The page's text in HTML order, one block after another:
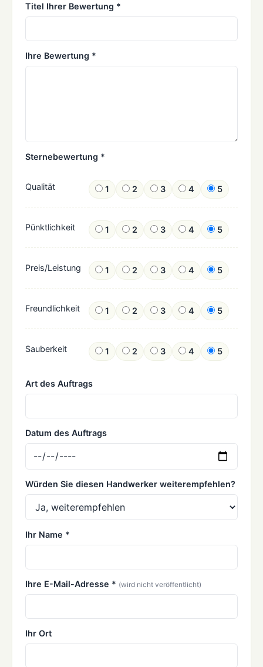
Titel Ihrer Bewertung *
Ihre Bewertung *
Sternebewertung *
Qualität 1 2 3 4 5
Pünktlichkeit 1 2 3 4 5
Preis/Leistung 1 2 3 4 5
Freundlichkeit 1 2 3 4 5
Sauberkeit 1 2 3 4 5
Art des Auftrags
Datum des Auftrags
Würden Sie diesen Handwerker weiterempfehlen?
Ihr Name *
Ihre E-Mail-Adresse * (wird nicht veröffentlicht)
Ihr Ort